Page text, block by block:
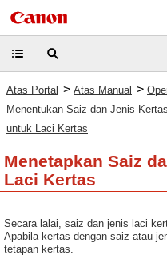
Atas Portal > Atas Manual >
Menentukan Saiz dan Jenis Kertas
untuk Laci Kertas
Menetapkan Saiz
Laci Kertas
Secara lalai, saiz dan jenis laci
Apabila kertas dengan saiz atau
tetapan kertas.